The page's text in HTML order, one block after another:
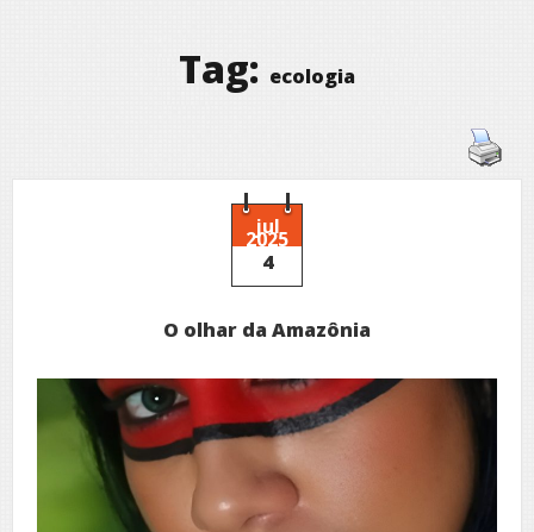
Tag: ecologia
jul
2025
4
O olhar da Amazônia